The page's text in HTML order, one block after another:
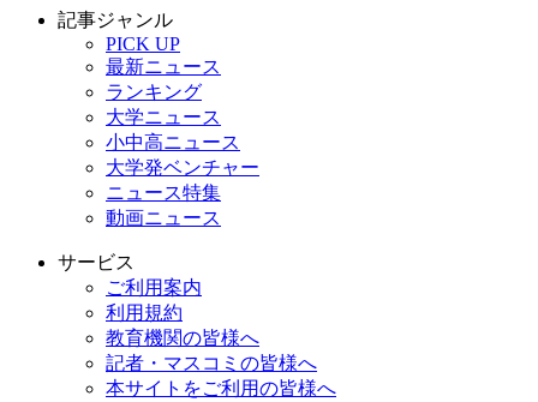
記事ジャンル
PICK UP
最新ニュース
ランキング
大学ニュース
小中高ニュース
大学発ベンチャー
ニュース特集
動画ニュース
サービス
ご利用案内
利用規約
教育機関の皆様へ
記者・マスコミの皆様へ
本サイトをご利用の皆様へ